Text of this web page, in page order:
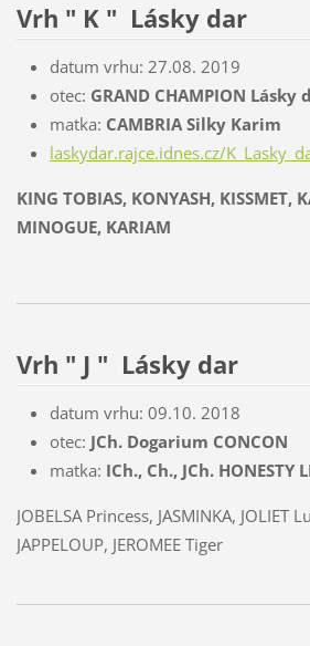
Vrh " K " Lásky dar
datum vrhu: 27.08. 2019
otec: GRAND CHAMPION Lásky
matka: CAMBRIA Silky Karim
laskydar.rajce.idnes.cz/
KING TOBIAS, KONYASH, KISSMET,
MINOGUE, KARIAM
Vrh " J " Lásky dar
datum vrhu: 09.10. 2018
otec: JCh. Dogarium CONCON
matka: ICh., Ch., JCh. HONESTY
JOBELSA Princess, JASMINKA,
JAPPELOUP, JEROMEE Tiger